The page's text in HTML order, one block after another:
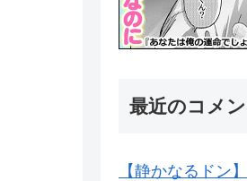
最近のコメン
【静かなるドン